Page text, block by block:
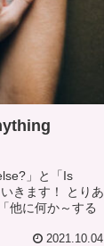
」と「Is
きます！ とりあ
他に何か～する
2021.10.04